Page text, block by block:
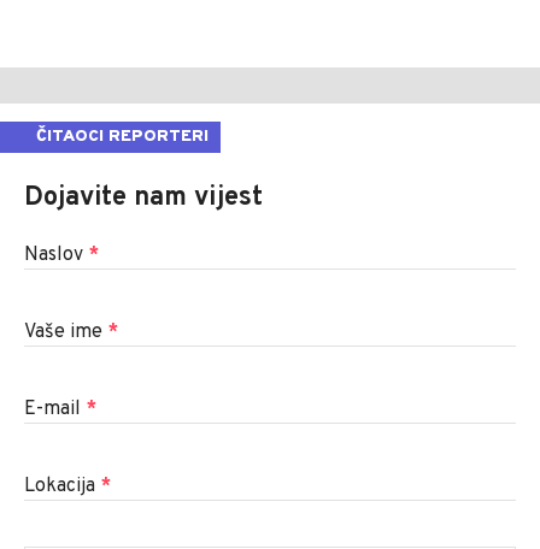
ČITAOCI REPORTERI
Dojavite nam vijest
Naslov *
Vaše ime *
E-mail *
Lokacija *